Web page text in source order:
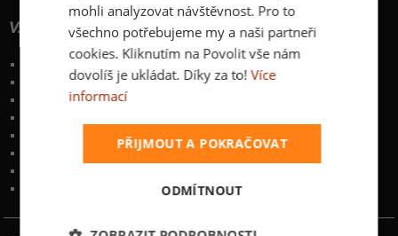
Vše o nákupu
Garance výměny či vrácení
Časté otázky
Obchodní podmínky
Ochrana osobních údajů
mohli analyzovat návštěvnost. Pro to
všechno potřebujeme my a naši partneři
cookies. Kliknutím na Povolit vše nám
dovolíš je ukládat. Díky za to! Více
informací
PŘIJMOUT A POKRAČOVAT
ODMÍTNOUT